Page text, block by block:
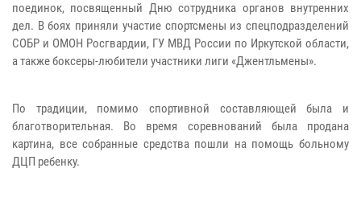
поединок, посвященный Дню сотрудника органов внутренних
дел. В боях приняли участие спортсмены из спецподразделений
СОБР и ОМОН Росгвардии, ГУ МВД России по Иркутской области,
а также боксеры-любители участники лиги «Джентльмены».
По традиции, помимо спортивной составляющей была и
благотворительная. Во время соревнований была продана
картина, все собранные средства пошли на помощь больному
ДЦП ребенку.